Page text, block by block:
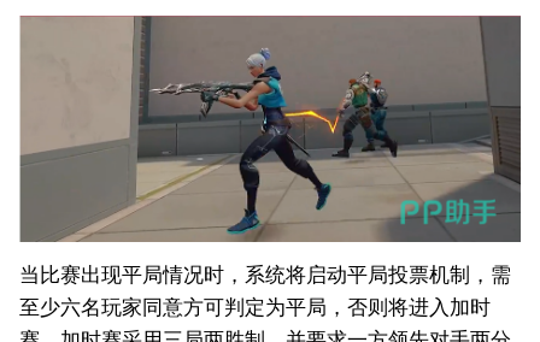
当比赛出现平局情况时，系统将启动平局投票机制，需
至少六名玩家同意方可判定为平局，否则将进入加时